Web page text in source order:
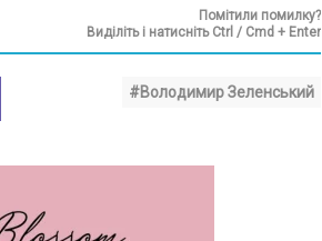
Помітили помилку?
Виділіть і натисніть Ctrl / Cmd + Enter
#Володимир Зеленський